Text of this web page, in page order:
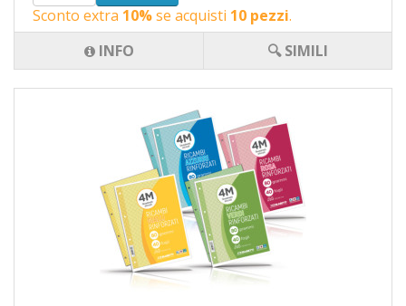
Sconto extra 10%se acquisti 10 pezzi.
INFO
🔍 SIMILI